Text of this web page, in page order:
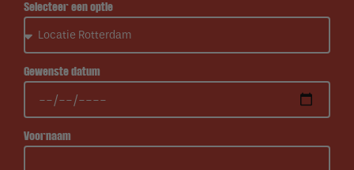
Selecteer een optie
Gewenste datum
Voornaam